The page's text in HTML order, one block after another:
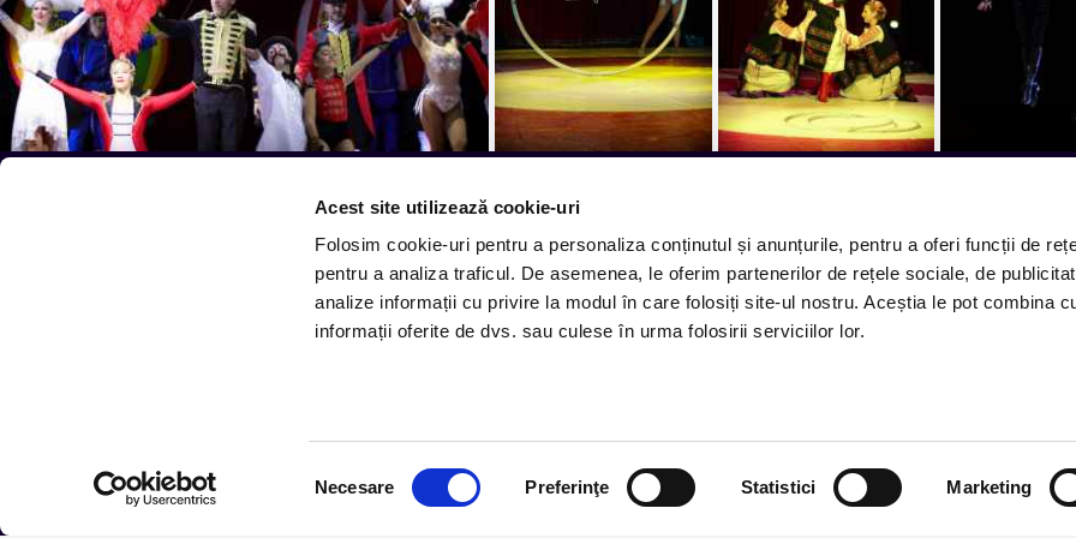
Acest site utilizează cookie-uri
Folosim cookie-uri pentru a personaliza conținutul și anunțurile, pentru a oferi funcții de
pentru a analiza traficul. De asemenea, le oferim partenerilor de rețele sociale, de
analize informații cu privire la modul în care folosiți site-ul nostru. Aceștia le pot combina
informații oferite de dvs. sau culese în urma folosirii serviciilor lor.
consimțământului
Necesare Preferinţe Statistici Marketing
Tot ce te intereseaza, direct in inbox.
Aboneaza-te la newsletter-ul nostru, fii primul la care ajung evenimentele noi.
Urmareste noutatile pe
Cum comand
Metode plata
Metode livrare